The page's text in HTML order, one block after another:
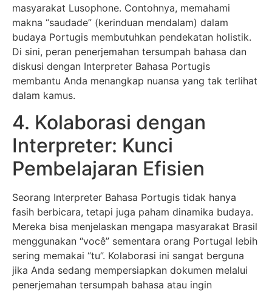
masyarakat Lusophone. Contohnya, memahami
makna “saudade” (kerinduan mendalam) dalam
budaya Portugis membutuhkan pendekatan holistik.
Di sini, peran penerjemahan tersumpah bahasa dan
diskusi dengan Interpreter Bahasa Portugis
membantu Anda menangkap nuansa yang tak terlihat
dalam kamus.
4. Kolaborasi dengan
Interpreter: Kunci
Pembelajaran Efisien
Seorang Interpreter Bahasa Portugis tidak hanya
fasih berbicara, tetapi juga paham dinamika budaya.
Mereka bisa menjelaskan mengapa masyarakat Brasil
menggunakan “você” sementara orang Portugal lebih
sering memakai “tu”. Kolaborasi ini sangat berguna
jika Anda sedang mempersiapkan dokumen melalui
penerjemahan tersumpah bahasa atau ingin